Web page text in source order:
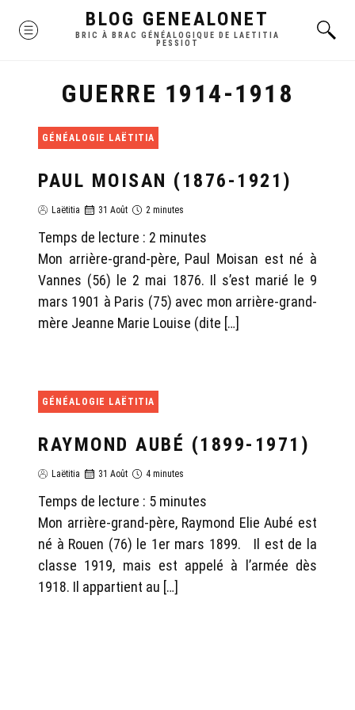
MENU BLOG GENEALONET
BRIC À BRAC GÉNÉALOGIQUE DE LAETITIA
PESSIOT
GUERRE 1914-1918
GÉNÉALOGIE LAËTITIA
PAUL MOISAN (1876-1921)
Laëtitia 31 Août 2 minutes
Temps de lecture : 2 minutes
Mon arrière-grand-père, Paul Moisan est né à
Vannes (56) le 2 mai 1876. Il s’est marié le 9
mars 1901 à Paris (75) avec mon arrière-grand-
mère Jeanne Marie Louise (dite […]
GÉNÉALOGIE LAËTITIA
RAYMOND AUBÉ (1899-1971)
Laëtitia 31 Août 4 minutes
Temps de lecture : 5 minutes
Mon arrière-grand-père, Raymond Elie Aubé est
né à Rouen (76) le 1er mars 1899. Il est de la
classe 1919, mais est appelé à l’armée dès
1918. Il appartient au […]